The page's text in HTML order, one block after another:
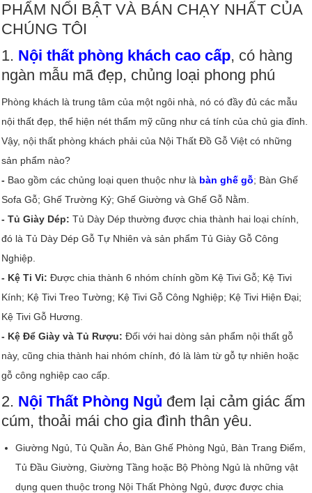
PHẨM NỔI BẬT VÀ BÁN CHẠY NHẤT CỦA
CHÚNG TÔI
1. Nội thất phòng khách cao cấp, có hàng
ngàn mẫu mã đẹp, chủng loại phong phú
Phòng khách là trung tâm của một ngôi nhà, nó có đầy đủ các mẫu
nội thất đẹp, thể hiện nét thẩm mỹ cũng như cá tính của chủ gia đỉnh.
Vậy, nội thất phòng khách phải của Nội Thất Đồ Gỗ Việt có những
sản phẩm nào?
- Bao gồm các chủng loại quen thuộc như là bàn ghế gỗ; Bàn Ghế
Sofa Gỗ; Ghế Trường Kỷ; Ghế Giường và Ghế Gỗ Nằm.
- Tủ Giày Dép:Tủ Dày Dép thường được chia thành hai loại chính,
đó là Tủ Dày Dép Gỗ Tự Nhiên và sản phẩm Tủ Giày Gỗ Công
Nghiệp.
- Kệ Ti Vi: Được chia thành 6 nhóm chính gồm Kệ Tivi Gỗ; Kệ Tivi
Kính; Kệ Tivi Treo Tường; Kệ Tivi Gỗ Công Nghiệp; Kệ Tivi Hiện Đại;
Kệ Tivi Gỗ Hương.
- Kệ Để Giày và Tủ Rượu:Đối với hai dòng sản phẩm nội thất gỗ
này, cũng chia thành hai nhóm chính, đó là làm từ gỗ tự nhiên hoặc
gỗ công nghiệp cao cấp.
2. Nội Thất Phòng Ngủ đem lại cảm giác ấm
cúm, thoải mái cho gia đình thân yêu.
Giường Ngủ, Tủ Quần Áo, Bàn Ghế Phòng Ngủ, Bàn Trang Điểm,
Tủ Đầu Giường, Giường Tầng hoặc Bộ Phòng Ngủ là những vật
dụng quen thuộc trong Nội Thất Phòng Ngủ, được được chia